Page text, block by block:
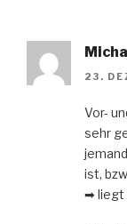
23.
Vor-
sehr
ist,
➡ liegt